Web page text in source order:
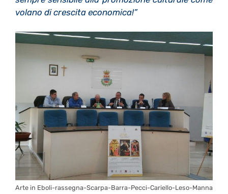
volano di crescita economica!”
Arte in Eboli-rassegna-Scarpa-Barra-Pecci-Cariello-Leso-Manna